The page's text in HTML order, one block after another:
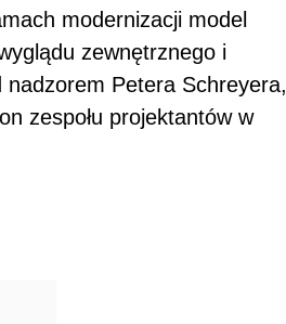
modernizacji model
zewnętrznego i
nadzorem Petera Schreyera,
zespołu projektantów w